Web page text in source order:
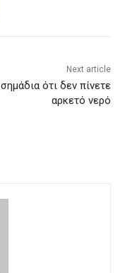
Next article
ότι δεν πίνετε
αρκετό νερό